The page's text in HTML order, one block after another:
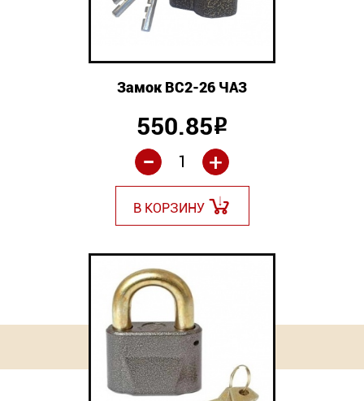
Замок ВС2-26 ЧАЗ
550.85Р
+
-
В КОРЗИНУ